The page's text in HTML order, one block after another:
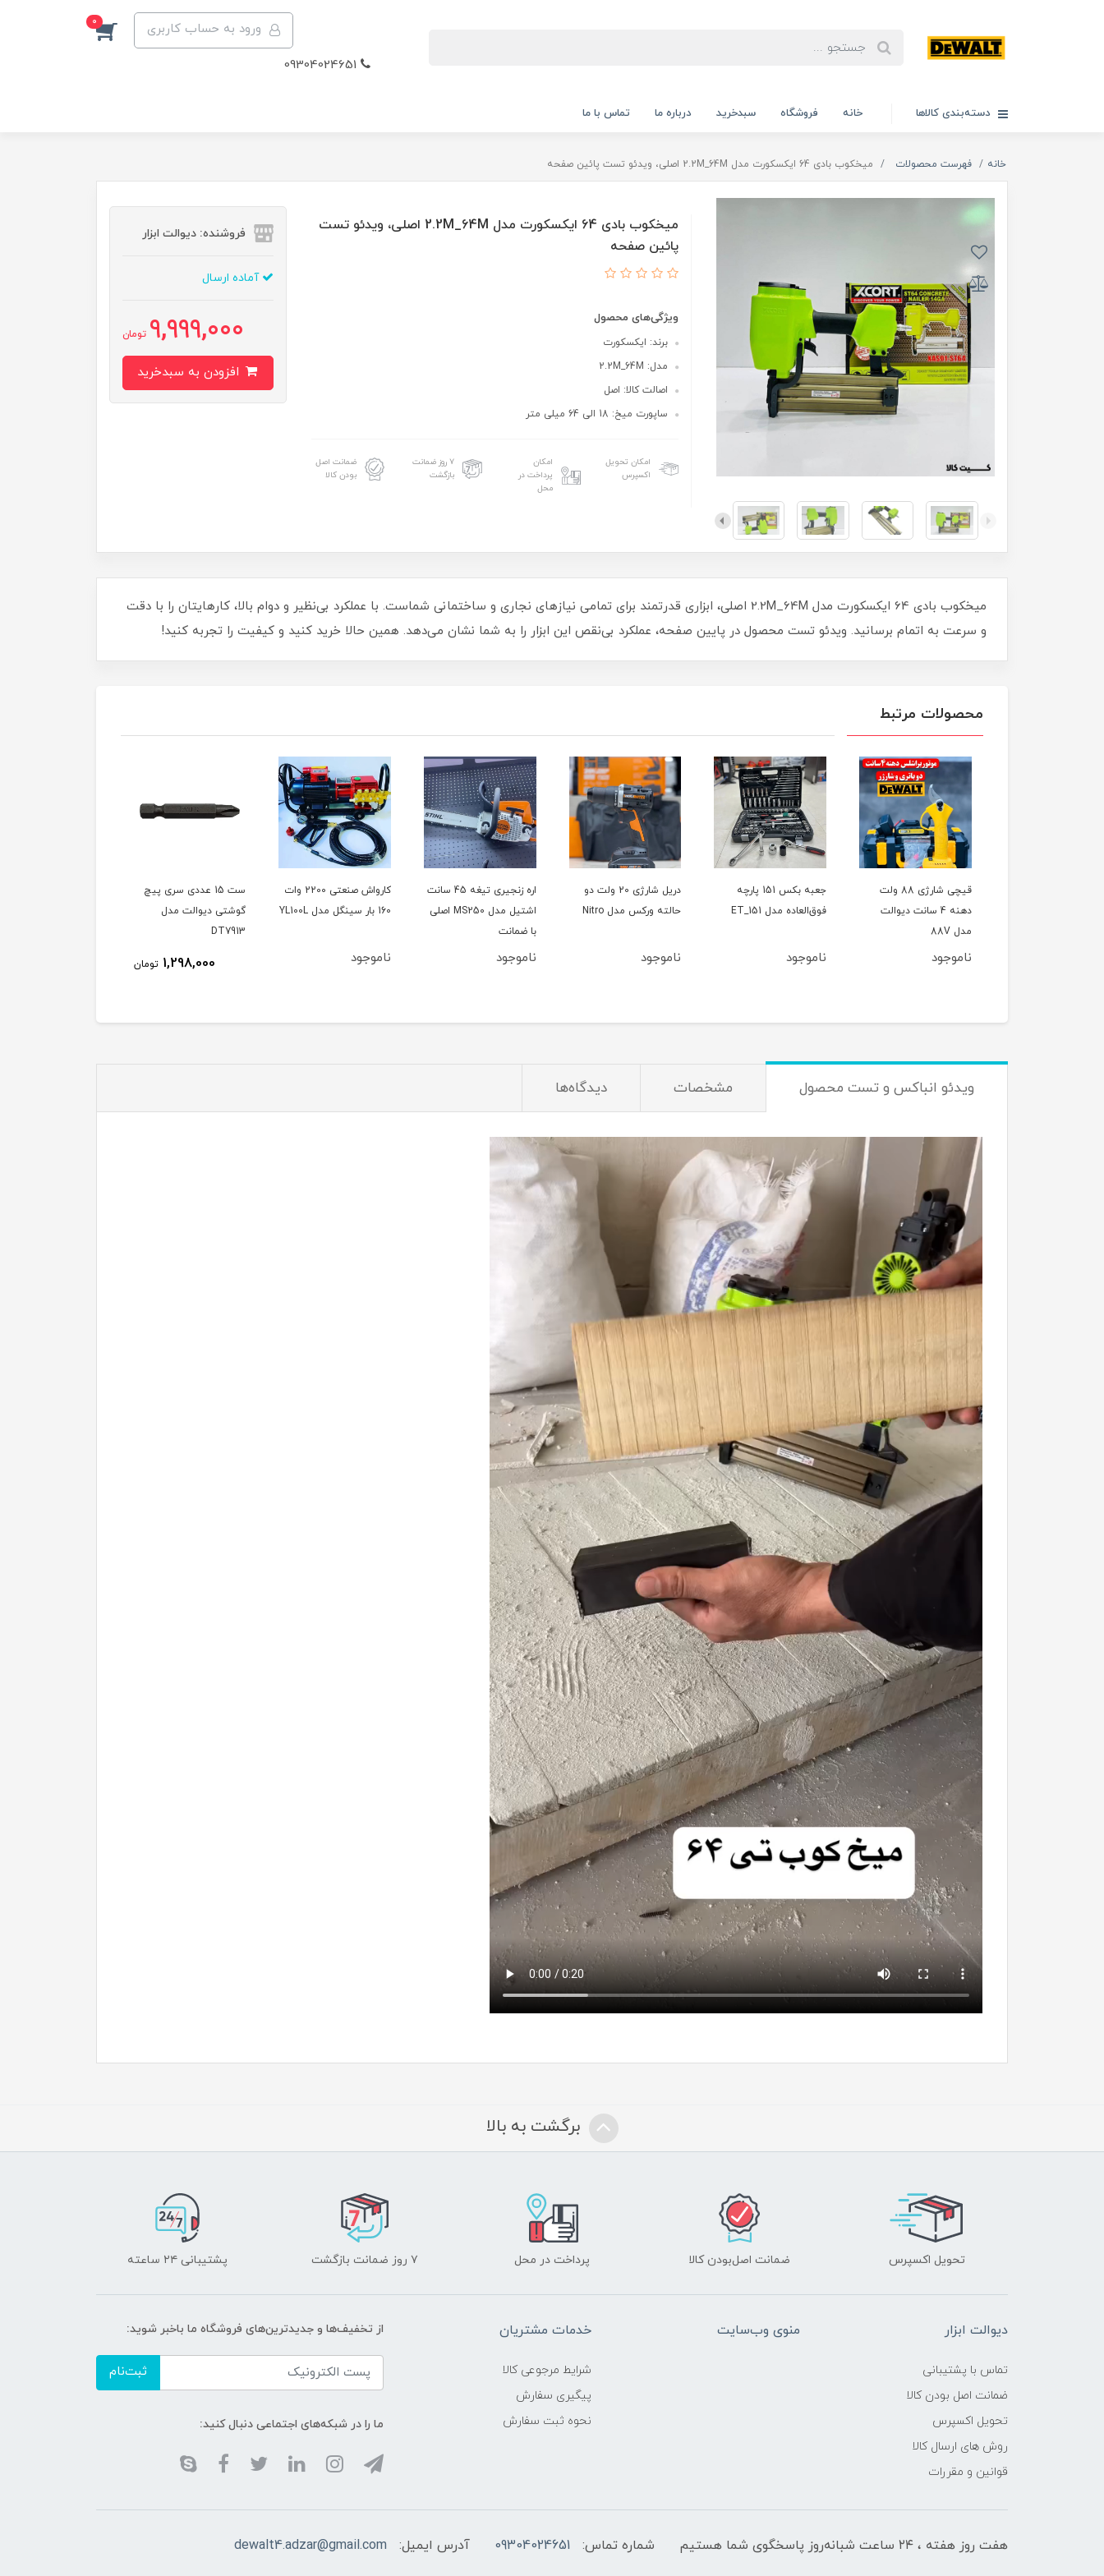
ورود به حساب کاربری 0
دسته‌بندی کالاها خانه فروشگاه سبدخرید درباره ما تماس با ما
خانه فهرست محصولات میخکوب بادی 64 ایکسکورت مدل 2.2M_64M اصلی، ویدئو تست پائین صفحه
میخکوب بادی 64 ایکسکورت مدل 2.2M_64M اصلی، ویدئو تست
پائین صفحه
ویژگی‌های محصول
برند: ایکسکورت
مدل: 2.2M_64M
اصالت کالا: اصل
ساپورت میخ: 18 الی 64 میلی متر
امکان تحویل
اکسپرس
امکان
پرداخت در
محل
۷ روز ضمانت
بازگشت
ضمانت اصل
بودن کالا
فروشنده: دیوالت ابزار
آماده ارسال
9,999,000 تومان
میخکوب بادی 64 ایکسکورت مدل 2.2M_64M اصلی، ابزاری قدرتمند برای تمامی نیازهای نجاری و ساختمانی شماست. با عملکرد بی‌نظیر و دوام بالا، کارهایتان را با دقت
و سرعت به اتمام برسانید. ویدئو تست محصول در پایین صفحه، عملکرد بی‌نقص این ابزار را به شما نشان می‌دهد. همین حالا خرید کنید و کیفیت را تجربه کنید!
محصولات مرتبط
قیچی شارژی 88 ولت
دهنه 4 سانت دیوالت
مدل 88V
ناموجود
جعبه بکس 151 پارچه
فوق‌العاده مدل ET_151
ناموجود
دریل شارژی 20 ولت دو
حالته ورکس مدل Nitro
ناموجود
اره زنجیری تیغه 45 سانت
اشتیل مدل MS250 اصلی
با ضمانت
ناموجود
کارواش صنعتی 2200 وات
160 بار سینگل مدل YL100L
ناموجود
ست 15 عددی سری پیچ
گوشتی دیوالت مدل
DT7913
1,298,000 تومان
ویدئو انباکس و تست محصول مشخصات دیدگاه‌ها
برگشت به بالا
تحویل اکسپرس ضمانت اصل‌بودن کالا پرداخت در محل ۷ روز ضمانت بازگشت پشتیبانی ۲۴ ساعته
دیوالت ابزار
تماس با پشتیبانی
ضمانت اصل بودن کالا
تحویل اکسپرس
روش های ارسال کالا
قوانین و مقررات
منوی وب‌سایت خدمات مشتریان
شرایط مرجوعی کالا
پیگیری سفارش
نحوه ثبت سفارش
از تخفیف‌ها و جدیدترین‌های فروشگاه ما باخبر شوید:
ثبت‌نام
ما را در شبکه‌های اجتماعی دنبال کنید:
هفت روز هفته ، ۲۴ ساعت شبانه‌روز پاسخگوی شما هستیم شماره تماس: 09304024651 آدرس ایمیل: dewalt4.adzar@gmail.com